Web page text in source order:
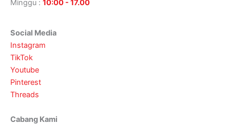
Minggu : 10:00 - 17.00
Social Media
Instagram
TikTok
Youtube
Pinterest
Threads
Cabang Kami